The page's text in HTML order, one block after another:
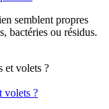
semblent propres
bactéries ou résidus.
volets ?